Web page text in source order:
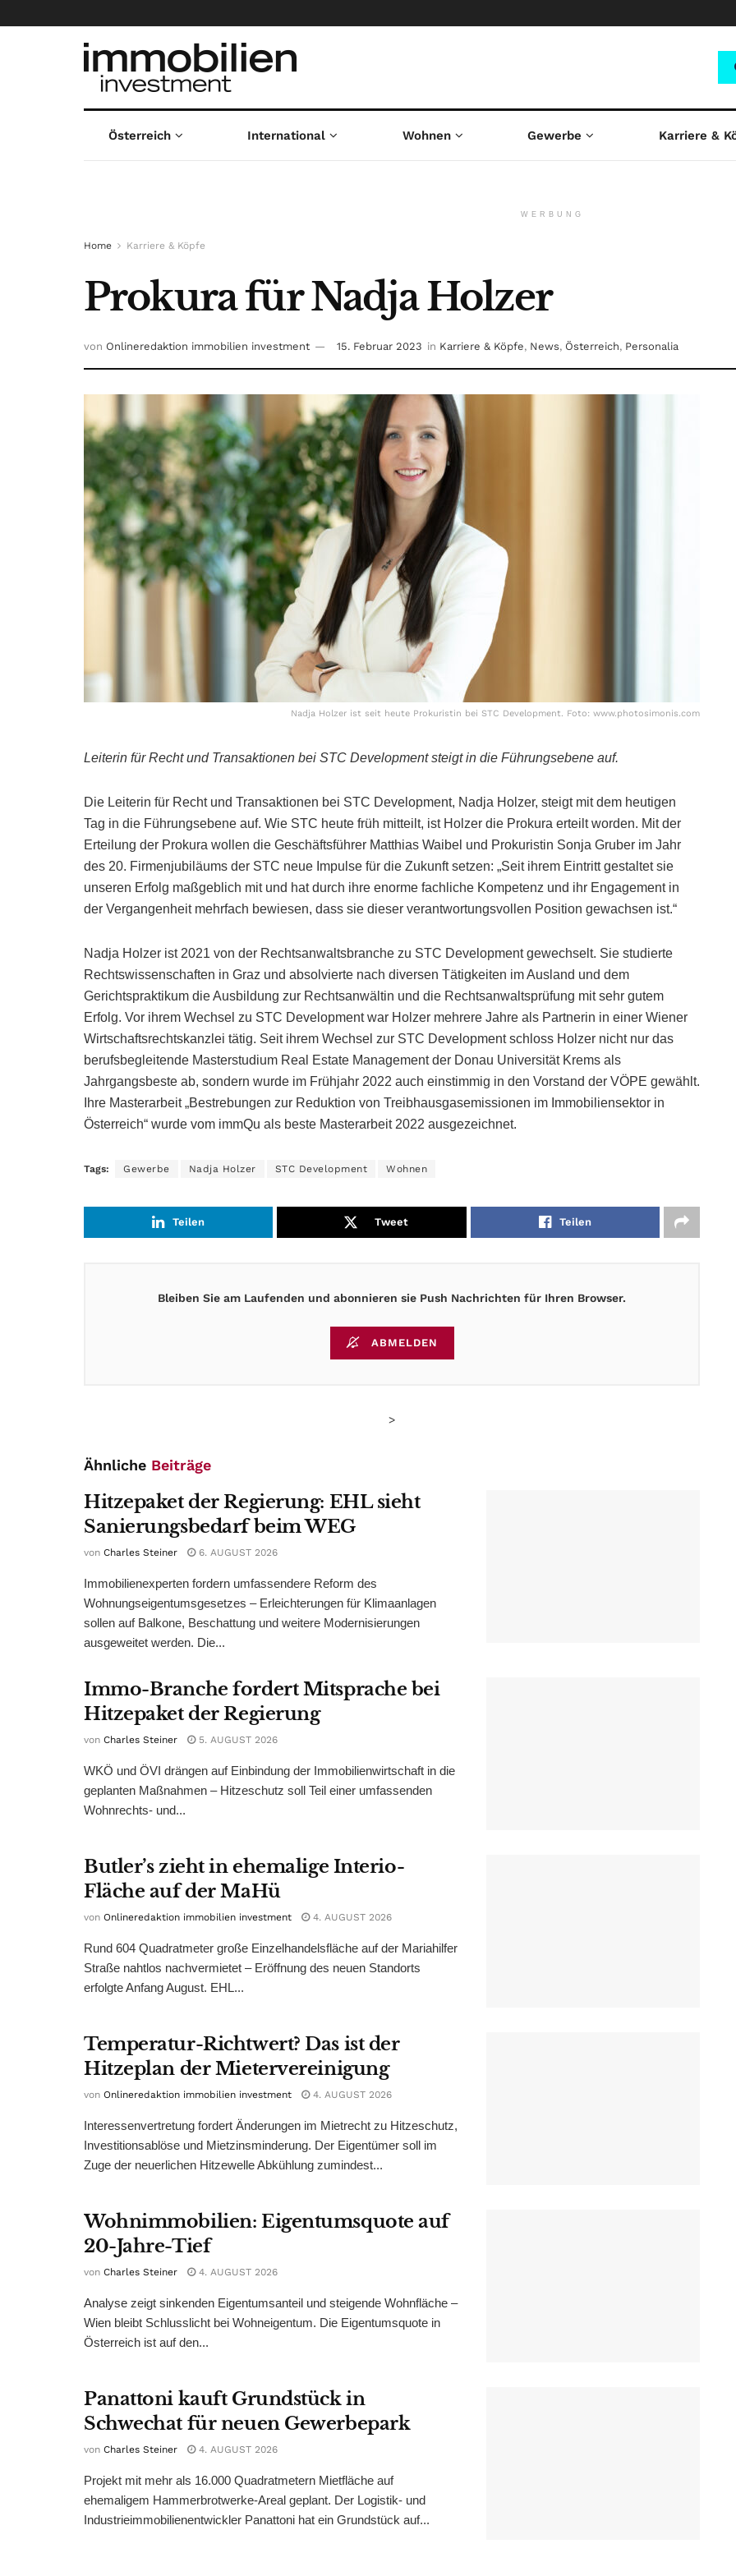
Österreich International Wohnen Gewerbe Karriere &
WERBUNG
Home Karriere & Köpfe
Prokura für Nadja Holzer
von Onlineredaktion immobilien investment 15. Februar 2023 in Karriere & Köpfe, News, Österreich, Personalia
Nadja Holzer ist seit heute Prokuristin bei STC Development. Foto: www.photosimonis.com
Leiterin für Recht und Transaktionen bei STC Development steigt in die Führungsebene auf.
Die Leiterin für Recht und Transaktionen bei STC Development, Nadja Holzer, steigt mit dem heutigen
Tag in die Führungsebene auf. Wie STC heute früh mitteilt, ist Holzer die Prokura erteilt worden. Mit der
Erteilung der Prokura wollen die Geschäftsführer Matthias Waibel und Prokuristin Sonja Gruber im Jahr
des 20. Firmenjubiläums der STC neue Impulse für die Zukunft setzen: „Seit ihrem Eintritt gestaltet sie
unseren Erfolg maßgeblich mit und hat durch ihre enorme fachliche Kompetenz und ihr Engagement in
der Vergangenheit mehrfach bewiesen, dass sie dieser verantwortungsvollen Position gewachsen ist.“
Nadja Holzer ist 2021 von der Rechtsanwaltsbranche zu STC Development gewechselt. Sie studierte
Rechtswissenschaften in Graz und absolvierte nach diversen Tätigkeiten im Ausland und dem
Gerichtspraktikum die Ausbildung zur Rechtsanwältin und die Rechtsanwaltsprüfung mit sehr gutem
Erfolg. Vor ihrem Wechsel zu STC Development war Holzer mehrere Jahre als Partnerin in einer Wiener
Wirtschaftsrechtskanzlei tätig. Seit ihrem Wechsel zur STC Development schloss Holzer nicht nur das
berufsbegleitende Masterstudium Real Estate Management der Donau Universität Krems als
Jahrgangsbeste ab, sondern wurde im Frühjahr 2022 auch einstimmig in den Vorstand der VÖPE gewählt.
Ihre Masterarbeit „Bestrebungen zur Reduktion von Treibhausgasemissionen im Immobiliensektor in
Österreich“ wurde vom immQu als beste Masterarbeit 2022 ausgezeichnet.
Tags: Gewerbe Nadja Holzer STC Development Wohnen
Teilen Tweet Teilen
Bleiben Sie am Laufenden und abonnieren sie Push Nachrichten für Ihren Browser.
ABMELDEN
>
Ähnliche Beiträge
Hitzepaket der Regierung: EHL sieht
Sanierungsbedarf beim WEG
von Charles Steiner 6. AUGUST 2026
Immobilienexperten fordern umfassendere Reform des
Wohnungseigentumsgesetzes – Erleichterungen für Klimaanlagen
sollen auf Balkone, Beschattung und weitere Modernisierungen
ausgeweitet werden. Die...
Immo-Branche fordert Mitsprache bei
Hitzepaket der Regierung
von Charles Steiner 5. AUGUST 2026
WKÖ und ÖVI drängen auf Einbindung der Immobilienwirtschaft in die
geplanten Maßnahmen – Hitzeschutz soll Teil einer umfassenden
Wohnrechts- und...
Butler’s zieht in ehemalige Interio-
Fläche auf der MaHü
von Onlineredaktion immobilien investment 4. AUGUST 2026
Rund 604 Quadratmeter große Einzelhandelsfläche auf der Mariahilfer
Straße nahtlos nachvermietet – Eröffnung des neuen Standorts
erfolgte Anfang August. EHL...
Temperatur-Richtwert? Das ist der
Hitzeplan der Mietervereinigung
von Onlineredaktion immobilien investment 4. AUGUST 2026
Interessenvertretung fordert Änderungen im Mietrecht zu Hitzeschutz,
Investitionsablöse und Mietzinsminderung. Der Eigentümer soll im
Zuge der neuerlichen Hitzewelle Abkühlung zumindest...
Wohnimmobilien: Eigentumsquote auf
20-Jahre-Tief
von Charles Steiner 4. AUGUST 2026
Analyse zeigt sinkenden Eigentumsanteil und steigende Wohnfläche –
Wien bleibt Schlusslicht bei Wohneigentum. Die Eigentumsquote in
Österreich ist auf den...
Panattoni kauft Grundstück in
Schwechat für neuen Gewerbepark
von Charles Steiner 4. AUGUST 2026
Projekt mit mehr als 16.000 Quadratmetern Mietfläche auf
ehemaligem Hammerbrotwerke-Areal geplant. Der Logistik- und
Industrieimmobilienentwickler Panattoni hat ein Grundstück auf...